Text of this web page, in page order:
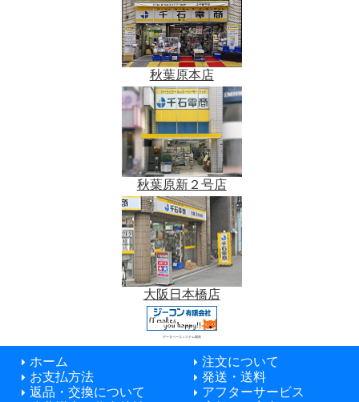
秋葉原本店
秋葉原新２号店
大阪日本橋店
データベースシステム開発
ホーム
注文について
お支払方法
発送・送料
返品・交換について
アフターサービス